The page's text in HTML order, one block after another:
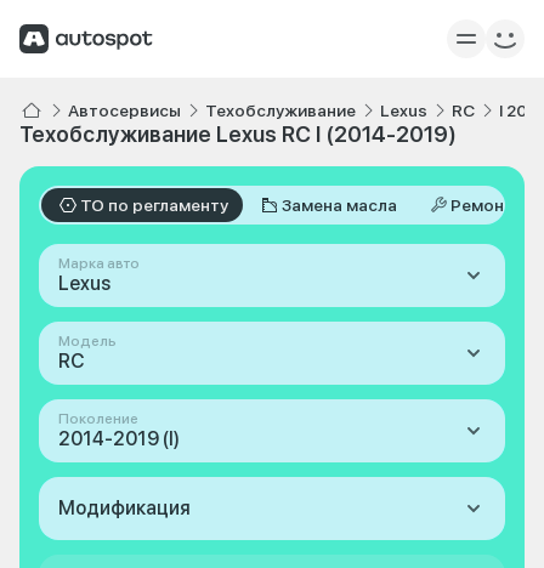
Автосервисы Техобслуживание Lexus RC I
Техобслуживание Lexus RC I (2014-2019)
ТО по регламенту Замена масла Ремонт
Марка авто
Lexus
Модель
RC
Поколение
2014-2019 (I)
Модификация